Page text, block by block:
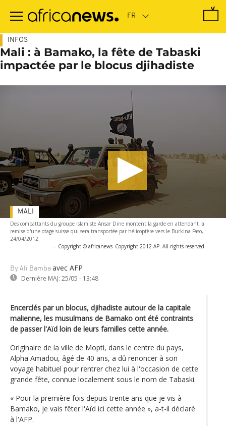
contenu
INFOS
Mali : à Bamako, la fête de Tabaski
impactée par le blocus djihadiste
Des combattants du groupe islamiste Ansar Dine montent la garde en attendant la
remise d'une otage suisse qui sera transportée par hélicoptère vers le Burkina Faso,
24/04/2012
- Copyright © africanews Copyright 2012 AP. All rights reserved.
By Ali Bamba avec AFP
Dernière MAJ: 25/05 - 13:48
MALI
Encerclés par un blocus, djihadiste autour de la capitale
malienne, les musulmans de Bamako ont été contraints
de passer l'Aïd loin de leurs familles cette année.
Originaire de la ville de Mopti, dans le centre du pays,
Alpha Amadou, âgé de 40 ans, a dû renoncer à son
voyage habituel pour rentrer chez lui à l'occasion de cette
grande fête, connue localement sous le nom de Tabaski.
« Pour la première fois depuis trente ans que je vis à
Bamako, je vais fêter l'Aïd ici cette année », a-t-il déclaré
à l'AFP.